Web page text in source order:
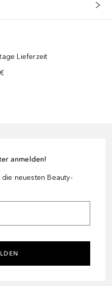
Lieferzeit
anmelden!
neuesten Beauty-